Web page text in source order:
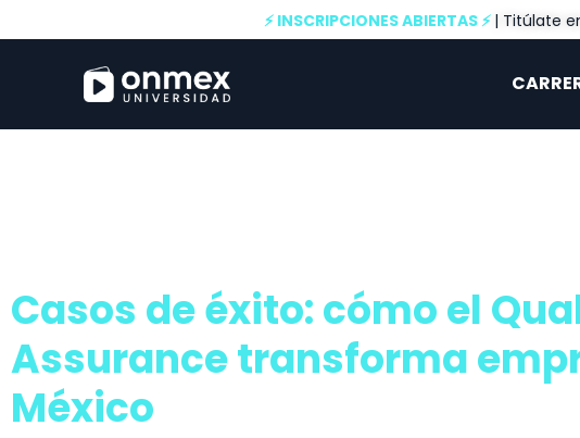
⚡ INSCRIPCIONES ABIERTAS ⚡ | Titúlate
Casos de éxito: cómo el
Assurance transforma
México